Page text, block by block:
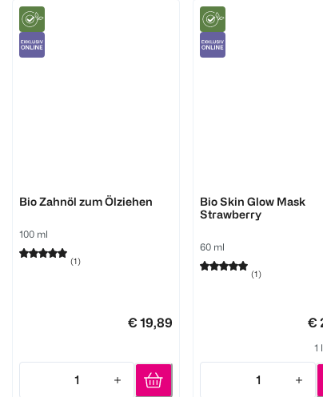
Bio Zahnöl zum Ölziehen
100 ml
(1)
€ 19,89
1
Quantity: 1
Bio Skin Glow Mask
Strawberry
60 ml
(1)
€
1
1
Quantity: 1